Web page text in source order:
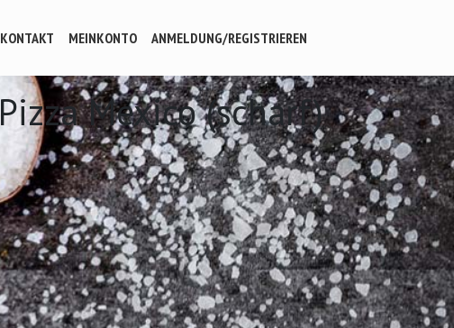
KONTAKT MEINKONTO ANMELDUNG/REGISTRIEREN
Pizza Mexico (scharf)